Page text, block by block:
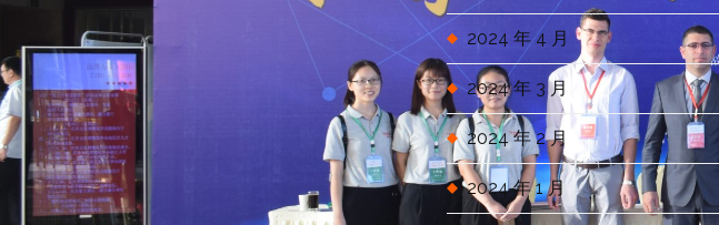
2024 年 4 月
2024 年 3 月
2024 年 2 月
2024 年 1 月